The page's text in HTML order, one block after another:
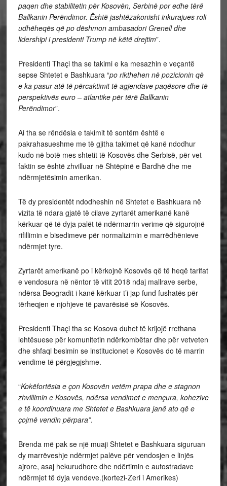
paqen dhe stabilitetin për Kosovën, Serbinë por edhe tërë
Ballkanin Perëndimor. Është jashtëzakonisht inkurajues roli
udhëheqës që po dëshmon ambasadori Grenell dhe
lidershipi i presidenti Trump në këtë drejtim”.
Presidenti Thaçi tha se takimi e ka mesazhin e veçantë
sepse Shtetet e Bashkuara “po rikthehen në pozicionin që
e ka pasur atë të përcaktimit të agjendave paqësore dhe të
perspektivës euro – atlantike për tërë Ballkanin
Perëndimor”.
Ai tha se rëndësia e takimit të sontëm është e
pakrahasueshme me të gjitha takimet që kanë ndodhur
kudo në botë mes shtetit të Kosovës dhe Serbisë, për vet
faktin se është zhvilluar në Shtëpinë e Bardhë dhe me
ndërmjetësimin amerikan.
Të dy presidentët ndodheshin në Shtetet e Bashkuara në
vizita të ndara gjatë të cilave zyrtarët amerikanë kanë
kërkuar që të dyja palët të ndërmarrin verime që sigurojnë
rifillimin e bisedimeve për normalizimin e marrëdhënieve
ndërmjet tyre.
Zyrtarët amerikanë po i kërkojnë Kosovës që të heqë tarifat
e vendosura në nëntor të vitit 2018 ndaj mallrave serbe,
ndërsa Beogradit i kanë kërkuar t’i jap fund fushatës për
tërheqjen e njohjeve të pavarësisë së Kosovës.
Presidenti Thaçi tha se Kosova duhet të krijojë rrethana
lehtësuese për komunitetin ndërkombëtar dhe për vetveten
dhe shfaqi besimin se institucionet e Kosovës do të marrin
vendime të përgjegjshme.
“Kokëfortësia e çon Kosovën vetëm prapa dhe e stagnon
zhvillimin e Kosovës, ndërsa vendimet e mençura, kohezive
e të koordinuara me Shtetet e Bashkuara janë ato që e
çojmë vendin përpara”.
Brenda më pak se një muaji Shtetet e Bashkuara siguruan
dy marrëveshje ndërmjet palëve për vendosjen e linjës
ajrore, asaj hekurudhore dhe ndërtimin e autostradave
ndërmjet të dyja vendeve.(kortezi-Zeri i Amerikes)